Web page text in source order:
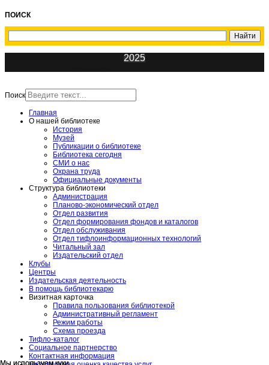
Мы используем куки
ПОИСК
2025
Поиск
Главная
О нашей библиотеке
История
Музей
Публикации о библиотеке
Библиотека сегодня
СМИ о нас
Охрана труда
Официальные документы
Структура библиотеки
Администрация
Планово-экономический отдел
Отдел развития
Отдел формирования фондов и каталогов
Отдел обслуживания
Отдел тифлоинформационных технологий
Читальный зал
Издательский отдел
Клубы
Центры
Издательская деятельность
В помощь библиотекарю
Визитная карточка
Правила пользования библиотекой
Административный регламент
Режим работы
Схема проезда
Тифло-каталог
Социальное партнерство
Контактная информация
Мы используем куки